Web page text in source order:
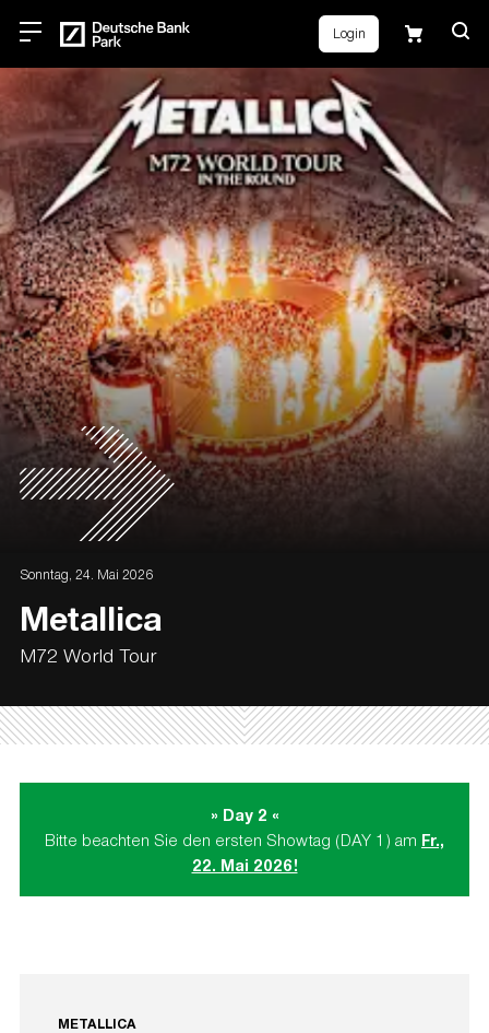
Login
Sonntag, 24. Mai 2026
Metallica
M72 World Tour
» Day 2 «
Bitte beachten Sie den ersten Showtag (DAY 1) am Fr.,
22. Mai 2026!
METALLICA